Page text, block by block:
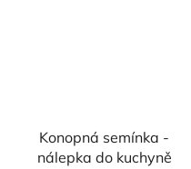
Konopná semínka -
nálepka do kuchyně